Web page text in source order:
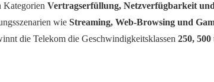
Kategorien Vertragserfüllung, Netzverfügbarkeit und
wie Streaming, Web-Browsing und
die Telekom die Geschwindigkeitsklassen 250, 500